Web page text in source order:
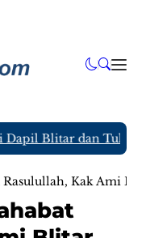
Blitar dan
Rasulullah, Kak Ami